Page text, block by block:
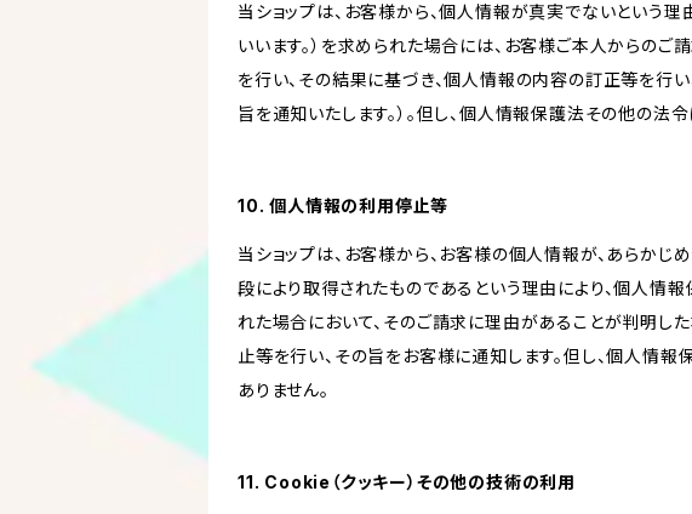
当ショップは、お客様から、個人情報が真実でないという
いいます。）を求められた場合には、お客様ご本人からの
を行い、その結果に基づき、個人情報の内容の訂正等を行
旨を通知いたします。）。但し、個人情報保護法その他の法
10. 個人情報の利用停止等
当ショップは、お客様から、お客様の個人情報が、あらか
段により取得されたものであるという理由により、個人情
れた場合において、そのご請求に理由があることが判明し
止等を行い、その旨をお客様に通知します。但し、個人情
ありません。
11. Cookie（クッキー）その他の技術の利用